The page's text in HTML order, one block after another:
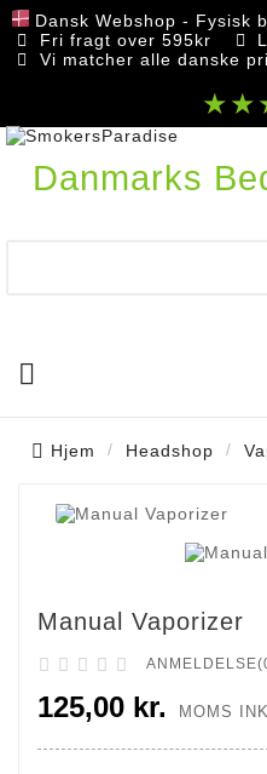
Dansk Webshop - Fysisk
Fri fragt over 595kr
Vi matcher alle danske
Danmarks

Hjem Headshop
Manual Vaporizer
    
125,00 kr. MOMS